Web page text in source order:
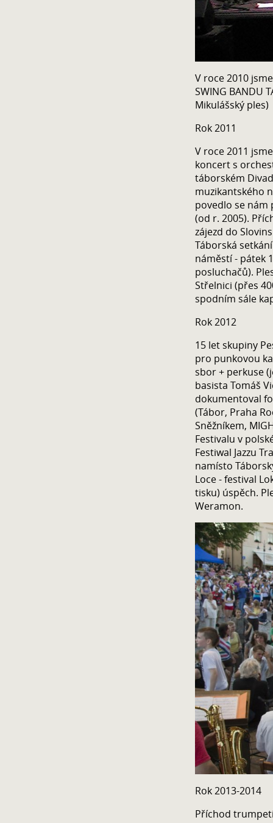
V roce 2010
SWING BANDU
Mikulášský ples)
Rok 2011
V roce 2011
koncert s
táborském
muzikantského
povedlo se nám
(od r. 2005).
zájezd do
Táborská
náměstí - pátek
posluchačů).
Střelnici (přes
spodním sále
Rok 2012
15 let skupiny
pro punkovou
sbor + perkuse
basista Tomáš
dokumentoval
(Tábor, Praha
Sněžníkem,
Festivalu v
Festiwal Jazzu
namísto
Loce - festival
tisku) úspěch.
Weramon.
Rok 2013-2014
Příchod